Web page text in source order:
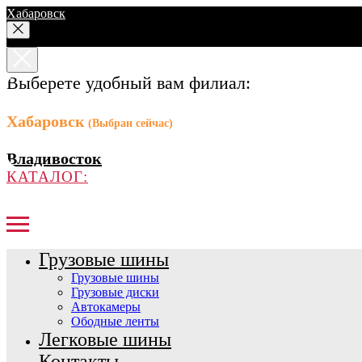
Хабаровск
Выберете удобный вам филиал:
Хабаровск (Выбран сейчас)
Владивосток
КАТАЛОГ:
Грузовые шины
Грузовые шины
Грузовые диски
Автокамеры
Ободные ленты
Легковые шины